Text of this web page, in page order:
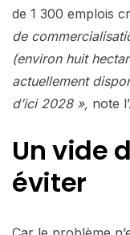
de 1 300 emplois
de
(environ huit
actuellement
d’ici 2028 », note
Un vide
éviter